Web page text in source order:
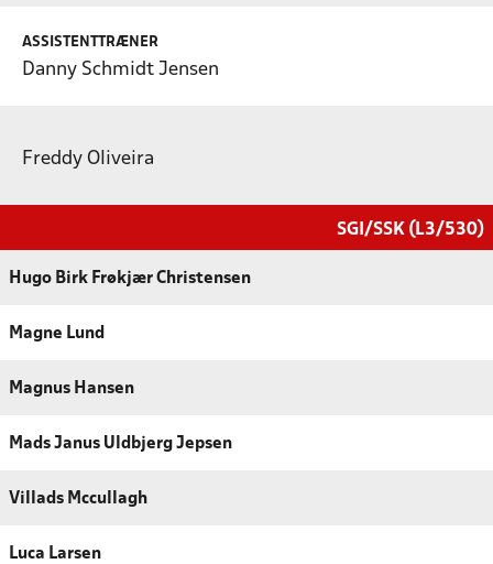
ASSISTENTTRÆNER
Danny Schmidt Jensen
Freddy Oliveira
SGI/SSK (L3/530)
Hugo Birk Frøkjær Christensen
Magne Lund
Magnus Hansen
Mads Janus Uldbjerg Jepsen
Villads Mccullagh
Luca Larsen